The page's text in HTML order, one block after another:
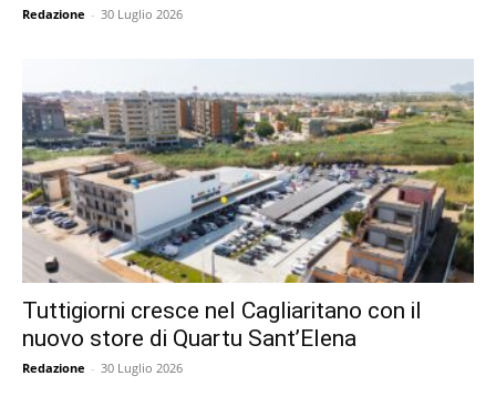
Redazione - 30 Luglio 2026
Tuttigiorni cresce nel Cagliaritano con il
nuovo store di Quartu Sant’Elena
Redazione - 30 Luglio 2026